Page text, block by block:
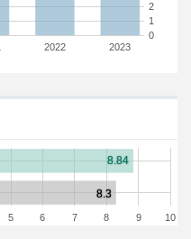
2022 2023
0
1
2
5 6 7 8 9 10